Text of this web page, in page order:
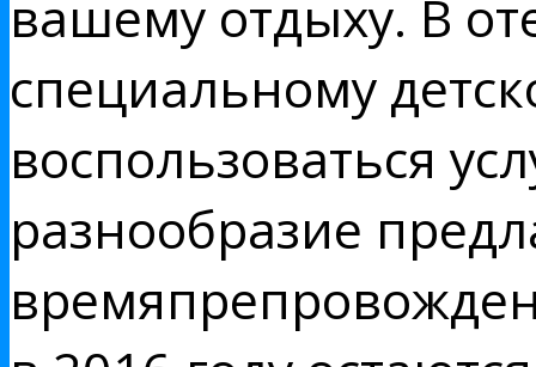
вашему отдыху. В
специальному
воспользоваться
разнообразие